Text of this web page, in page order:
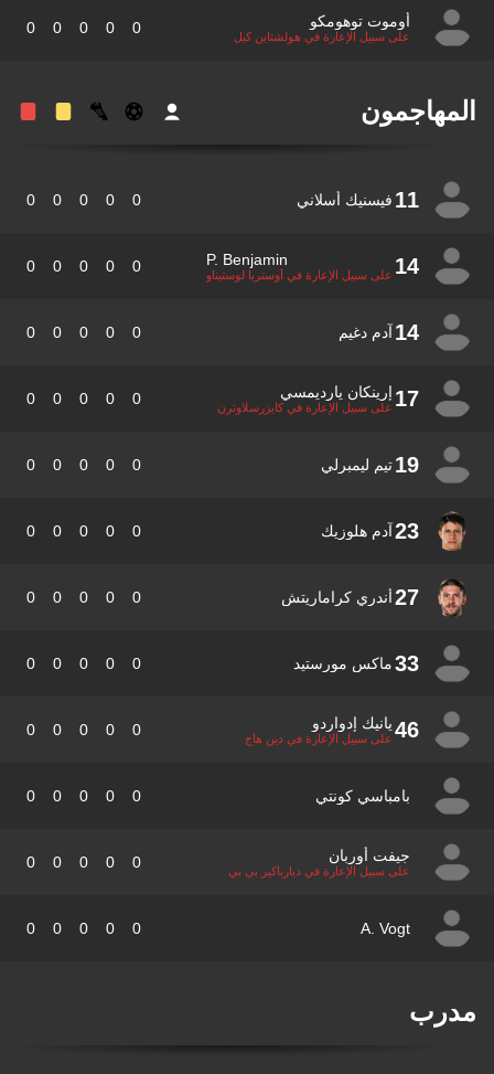
أوموت توهومكو
على سبيل الإعارة في هولشتاين كيل 0
0
0
0
11 فيسنيك أسلاني 0
0
0
0
14
P. Benjamin
على سبيل الإعارة في أوستريا لوستيناو 0
0
0
0
14 آدم دغيم 0
0
0
0
17 إرينكان يارديمسي
على سبيل الإعارة في كايزرسلاوترن 0
0
0
0
19 تيم ليمبرلي 0
0
0
0
23 آدم هلوزيك 0
0
0
0
27 أندري كراماريتش 0
0
0
0
33 ماكس مورستيد 0
0
0
0
46 يانيك إدواردو
على سبيل الإعارة في دين هاج 0
0
0
0
بامباسي كونتي 0
0
0
0
جيفت أوربان
على سبيل الإعارة في ديارباكير بي بي 0
0
0
0
A. Vogt
0
0
0
0